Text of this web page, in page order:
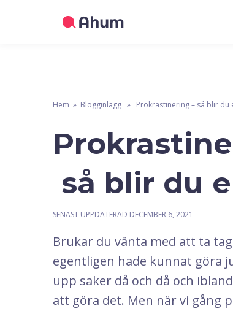
Hem » Blogginlägg » Prokrastinering – så blir du
så blir du
SENAST UPPDATERAD DECEMBER 6, 2021
Brukar du vänta med att ta
egentligen hade kunnat göra
upp saker då och då och
att göra det. Men när vi gång